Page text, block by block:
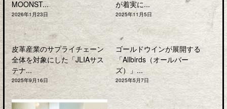
MOONST...
2026年1月23日
が着実に...
2025年11月5日
皮革産業のサプライチェーン
全体を対象にした「JLIAサス
テナ...
2025年9月16日
ゴールドウインが展開する
「Allbirds（オールバー
ズ）」...
2025年5月7日